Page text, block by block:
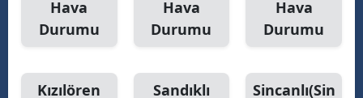
Samsun
Sinop
Hava
Durumu
Hava
Durumu
Hava
Durumu
Kızılören
Sandıklı
Sincanlı(Sin